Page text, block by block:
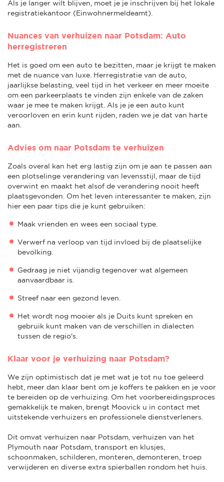
Als je langer wilt blijven, moet je je inschrijven bij het lokale
registratiekantoor (Einwohnermeldeamt).
Nuances van verhuizen naar Potsdam: Auto
herregistreren
Het is goed om een auto te bezitten, maar je krijgt te maken
met de nuance van luxe. Herregistratie van de auto,
jaarlijkse belasting, veel tijd in het verkeer en meer moeite
om een parkeerplaats te vinden zijn enkele van de zaken
waar je mee te maken krijgt. Als je je een auto kunt
veroorloven en erin kunt rijden, raden we je dat van harte
aan.
Advies om naar Potsdam te verhuizen
Zoals overal kan het erg lastig zijn om je aan te passen aan
een plotselinge verandering van levensstijl, maar de tijd
overwint en maakt het alsof de verandering nooit heeft
plaatsgevonden. Om het leven interessanter te maken, zijn
hier een paar tips die je kunt gebruiken:
Maak vrienden en wees een sociaal type.
Verwerf na verloop van tijd invloed bij de plaatselijke
bevolking.
Gedraag je niet vijandig tegenover wat algemeen
aanvaardbaar is.
Streef naar een gezond leven.
Het wordt nog mooier als je Duits kunt spreken en
gebruik kunt maken van de verschillen in dialecten
tussen de regio's.
Klaar voor je verhuizing naar Potsdam?
We zijn optimistisch dat je met wat je tot nu toe geleerd
hebt, meer dan klaar bent om je koffers te pakken en je voor
te bereiden op de verhuizing. Om het voorbereidingsproces
gemakkelijk te maken, brengt Moovick u in contact met
uitstekende verhuizers en professionele dienstverleners.
Dit omvat verhuizen naar Potsdam, verhuizen van het
Plymouth naar Potsdam, transport en klusjes,
schoonmaken, schilderen, monteren, demonteren, troep
verwijderen en diverse extra spierballen rondom het huis.